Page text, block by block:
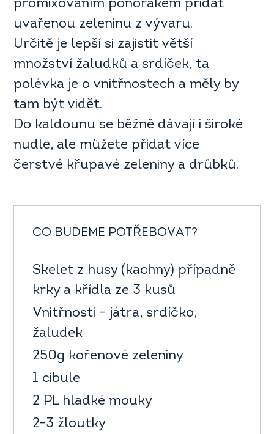
promixováním ponorákem přidat
uvařenou zeleninu z vývaru.
Určitě je lepší si zajistit větší
množství žaludků a srdíček, ta
polévka je o vnitřnostech a měly by
tam být vidět.
Do kaldounu se běžně dávají i široké
nudle, ale můžete přidat více
čerstvé křupavé zeleniny a drůbků.
CO BUDEME POTŘEBOVAT?
Skelet z husy (kachny) případně
krky a křídla ze 3 kusů
Vnitřnosti – játra, srdíčko,
žaludek
250g kořenové zeleniny
1 cibule
2 PL hladké mouky
2-3 žloutky